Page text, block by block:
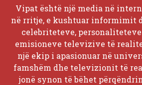
Vipat është një media në
në rritje, e kushtuar informimit
celebriteteve,
emisioneve televizive të
një ekip i apasionuar në
famshëm dhe televizionit të
jonë synon të bëhet